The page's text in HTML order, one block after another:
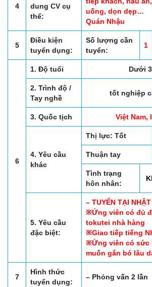
4
dung CV cụ
thể:
uống, dọn dẹp…
Quán Nhậu
5
Điều kiện
tuyển dụng:
Số lượng cần
tuyển:
1
6
1. Độ tuổi Dưới
2. Trình độ /
Tay nghề
tốt nghiệp
3. Quốc tịch Việt Nam,
4. Yêu cầu
khác
Thị lực: Tốt
Thuận tay
Tình trạng
hôn nhân:
5. Yêu cầu
đặc biệt:
– TUYỂN TẠI NHẬT
※Ứng viên có đủ
tokutei nhà hàng
※Giao tiếp tiếng
※Ứng viên có sức
muốn gắn bó lâu
7
Hình thức
tuyển dụng:
– Phỏng vấn 2 lần